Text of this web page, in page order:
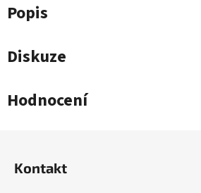
Popis
Diskuze
Hodnocení
Kontakt